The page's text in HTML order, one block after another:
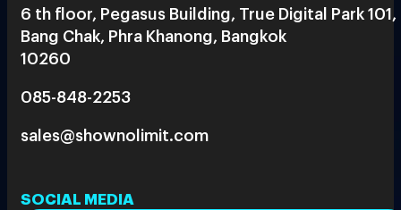
6 th floor, Pegasus Building, True Digital Park 101,
Bang Chak, Phra Khanong, Bangkok
10260
085-848-2253
sales@shownolimit.com
SOCIAL MEDIA